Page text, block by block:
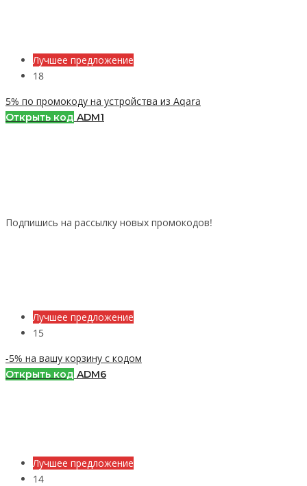
Лучшее предложение
18
5% по промокоду на устройства из Aqara
Открыть код ADM1
Подпишись на рассылку новых промокодов!
Лучшее предложение
15
-5% на вашу корзину с кодом
Открыть код ADM6
Лучшее предложение
14